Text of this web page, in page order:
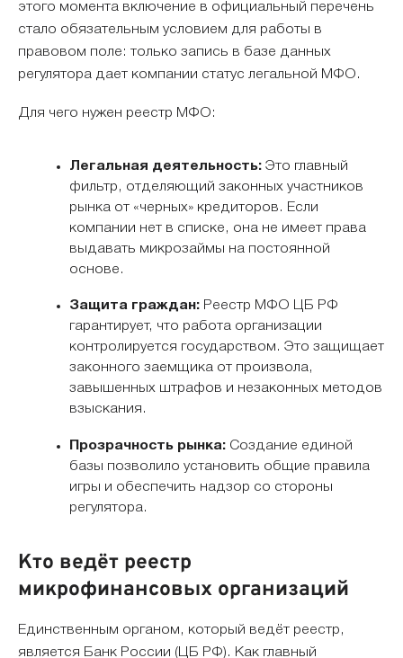
этого момента включение в официальный перечень
стало обязательным условием для работы в
правовом поле: только запись в базе данных
регулятора дает компании статус легальной МФО.
Для чего нужен реестр МФО:
Легальная деятельность:Это главный
фильтр, отделяющий законных участников
рынка от «черных» кредиторов. Если
компании нет в списке, она не имеет права
выдавать микрозаймы на постоянной
основе.
Защита граждан:Реестр МФО ЦБ РФ
гарантирует, что работа организации
контролируется государством. Это защищает
законного заемщика от произвола,
завышенных штрафов и незаконных методов
взыскания.
Прозрачность рынка:Создание единой
базы позволило установить общие правила
игры и обеспечить надзор со стороны
регулятора.
Кто ведёт реестр
микрофинансовых организаций
Единственным органом, который ведёт реестр,
является Банк России (ЦБ РФ). Как главный